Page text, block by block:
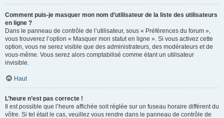
Comment puis-je masquer mon nom d’utilisateur de la liste des utilisateurs
en ligne ?
Dans le panneau de contrôle de l’utilisateur, sous « Préférences du forum »,
vous trouverez l’option « Masquer mon statut en ligne ». Si vous activez cette
option, vous ne serez visible que des administrateurs, des modérateurs et de
vous-même. Vous serez alors comptabilisé comme étant un utilisateur
invisible.
Haut
L’heure n’est pas correcte !
Il est possible que l’heure affichée soit réglée sur un fuseau horaire différent du
vôtre. Si tel était le cas, veuillez vous rendre dans le panneau de contrôle de